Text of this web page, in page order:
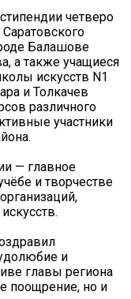
четверо
Балашове
а также учащиеся
искусств N1
и Толкачев
различного
участники
— главное
и творчестве
и
главы региона
поощрение, но и